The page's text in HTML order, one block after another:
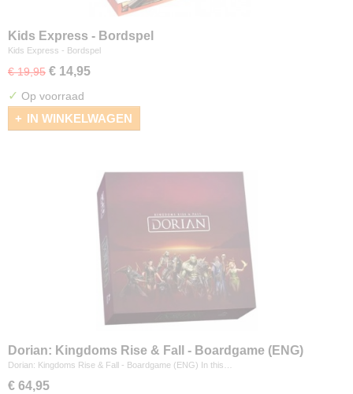
Kids Express - Bordspel
Kids Express - Bordspel
€ 19,95 € 14,95
✓ Op voorraad
IN WINKELWAGEN
Dorian: Kingdoms Rise & Fall - Boardgame (ENG)
Dorian: Kingdoms Rise & Fall - Boardgame (ENG) In this…
€ 64,95